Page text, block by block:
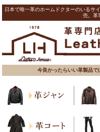
日本で唯一革のホームドクターのいるサ
売。革
今良かったらいい革製品